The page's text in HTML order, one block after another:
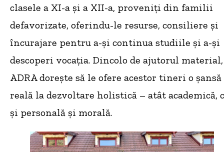
clasele a XI-a și a XII-a, proveniți din familii
defavorizate, oferindu-le resurse, consiliere și
încurajare pentru a-și continua studiile și a-și
descoperi vocația. Dincolo de ajutorul material,
ADRA dorește să le ofere acestor tineri o șansă
reală la dezvoltare holistică – atât academică,
și personală și morală.